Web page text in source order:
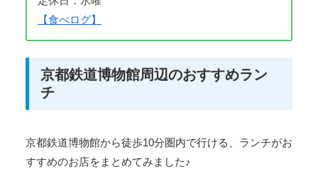
【食べログ】
京都鉄道博物館周辺のおすすめラン
チ
京都鉄道博物館から徒歩10分圏内で行ける、ランチがお
すすめのお店をまとめてみました♪